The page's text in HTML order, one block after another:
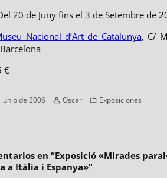
20 de Juny fins el 3 de Setembre de
Nacional d’Art de Catalunya, C/
€
de 2006 Autor
Oscar Categorías
Exposiciones
en “Exposició «Mirades
a Itàlia i Espanya»”